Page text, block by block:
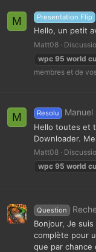
M Presentation Flip
Hello, un petit
Matt08
wpc 95 world
membres et de
M Resolu
Hello toutes et
Downloader.
Matt08
wpc 95 world
Question
Bonjour, Je
complète pour
que par chance